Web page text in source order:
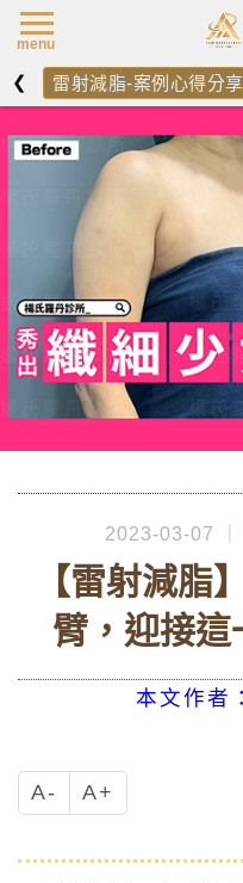
❮ 雷射減脂-案例心得分享
2023-03-07
【雷射減脂
臂，迎接這
本文作者
A- A+
menu